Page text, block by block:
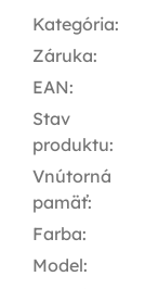
Kategória:
Záruka:
EAN:
Stav
produktu:
Vnútorná
pamäť:
Farba:
Model: